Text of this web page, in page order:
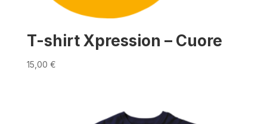
T-shirt Xpression – Cuore
15,00 €